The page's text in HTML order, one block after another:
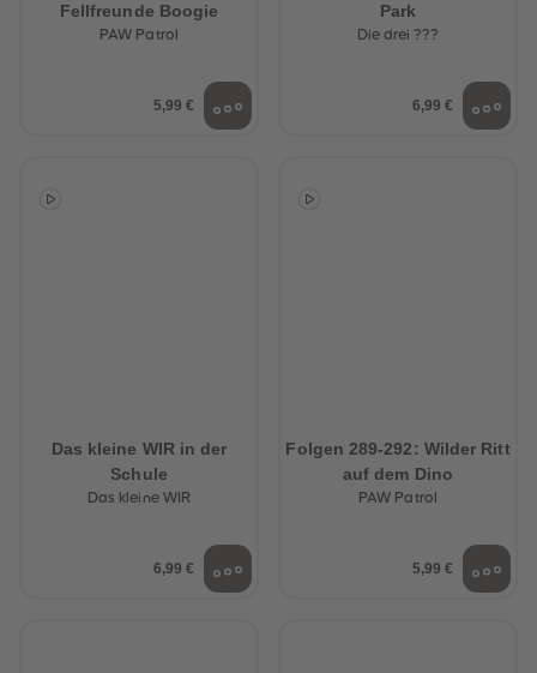
Fellfreunde Boogie
PAW Patrol
5,99 €
Park
Die drei ???
6,99 €
Das kleine WIR in der
Schule
Das kleine WIR
6,99 €
Folgen 289-292: Wilder Ritt
auf dem Dino
PAW Patrol
5,99 €